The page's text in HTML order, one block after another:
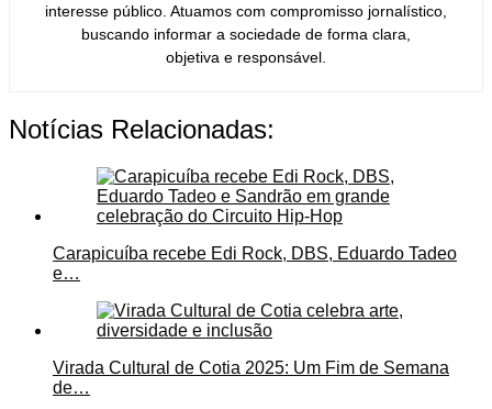
interesse público. Atuamos com compromisso jornalístico,
buscando informar a sociedade de forma clara,
objetiva e responsável.
Notícias Relacionadas:
Carapicuíba recebe Edi Rock, DBS, Eduardo Tadeo
e…
Virada Cultural de Cotia 2025: Um Fim de Semana
de…